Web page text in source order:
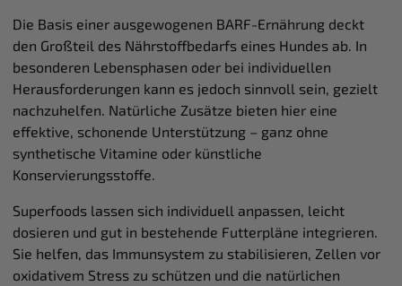
Die Basis einer ausgewogenen BARF-Ernährung deckt
den Großteil des Nährstoffbedarfs eines Hundes ab. In
besonderen Lebensphasen oder bei individuellen
Herausforderungen kann es jedoch sinnvoll sein, gezielt
nachzuhelfen. Natürliche Zusätze bieten hier eine
effektive, schonende Unterstützung – ganz ohne
synthetische Vitamine oder künstliche
Konservierungsstoffe.
Superfoods lassen sich individuell anpassen, leicht
dosieren und gut in bestehende Futterpläne integrieren.
Sie helfen, das Immunsystem zu stabilisieren, Zellen vor
oxidativem Stress zu schützen und die natürlichen